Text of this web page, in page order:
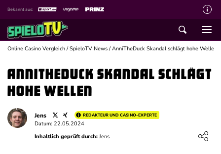
Bekannt aus:
Über spieloTV
Wie wir bewerten
Die SpieloTV Crew
Datenschutzerklärung
Affiliate Disclaimer
Schreiber gesucht
Online Casino Vergleich /SpieloTV News /AnniTheDuck Skandal schlägt hohe Wellen
AnniTheDuck Skandal schlägt
hohe Wellen
Jens REDAKTEUR UND CASINO-EXPERTE
Loading ...
Datum: 22.05.2024
Inhaltlich geprüft durch: Jens